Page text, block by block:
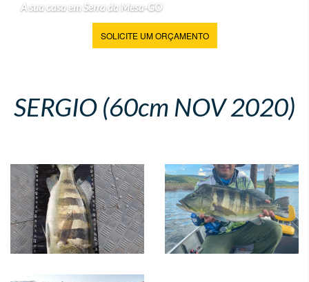
A sua casa em Serra da Mesa-GO
SOLICITE UM ORÇAMENTO
SERGIO (60cm NOV 2020)